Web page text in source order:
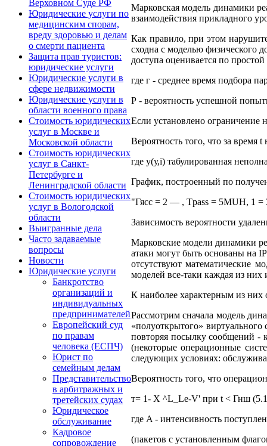
Верховном Суде РФ
Юридические услуги по
медицинским спорам,
вреду здоровью и делам
о смерти пациента
Защита прав туристов:
юридические услуги
Юридические услуги в
сфере недвижимости
Юридические услуги в
области военного права
Стоимость юридических
услуг в Москве и
Московской области
Стоимость юридических
услуг в Санкт-
Петербурге и
Ленинградской области
Стоимость юридических
услуг в Вологодской
области
Выигранные дела
Часто задаваемые
вопросы
Новости
Юридические услуги
Банкротство
организаций и
индивидуальных
предпринимателей
Европейский суд
по правам
человека (ЕСПЧ)
Юрист по
семейным делам
Представительство
в арбитражных и
третейских судах
Юридическое
обслуживание
Кадровое
сопровождение
Марковская модель динамики
взаимодействия прикладного
Как правило, при этом
сходна с моделью физического
доступа оценивается по
где г - среднее время подбора
Р - вероятность успешной
Если установлено ограничение
Вероятность того, что за время
где у(у,і) табулированная
График, построенный по
"Гясс = 2 — , Тpass = 5MUH, 1 =
Зависимость вероятности
Марковские модели динамики
атаки могут быть основаны на
отсутствуют математические
моделей все-таки каждая из
К наиболее характерным из них
Рассмотрим сначала модель
«полуоткрытого»
повторяя посылку сообщений -
(некоторые операционные
следующих условиях:
Вероятность того, что
т= 1- X ^L_Le-V' при t < Гнш
где A - интенсивность
(пакетов с установленным